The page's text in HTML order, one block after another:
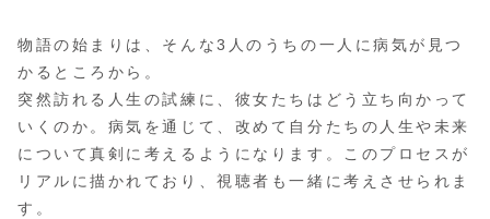
物語の始まりは、そんな3人のうちの一人に病気が見つ
かるところから。
突然訪れる人生の試練に、彼女たちはどう立ち向かって
いくのか。病気を通じて、改めて自分たちの人生や未来
について真剣に考えるようになります。このプロセスが
リアルに描かれており、視聴者も一緒に考えさせられま
す。